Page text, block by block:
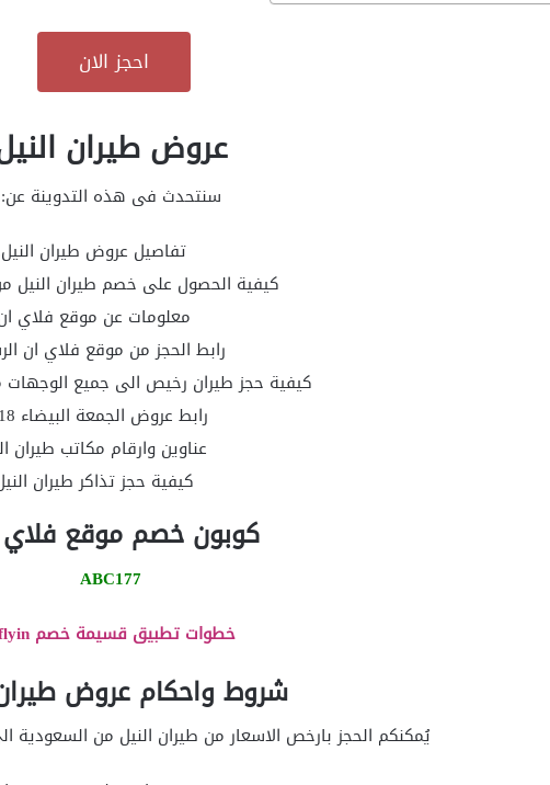
احجز الان
عروض طيران
سنتحدث فى هذه التدوينة عن:
تفاصيل عروض طيران
كيفية الحصول على خصم طيران النيل
معلومات عن موقع فلاي
رابط الحجز من موقع فلاي ان
كيفية حجز طيران رخيص الى جميع الوجهات
رابط عروض الجمعة البيضاء 2018.
عناوين وارقام مكاتب طيران
كيفية حجز تذاكر طيران
كوبون خصم موقع
ABC177
خطوات تطبيق قسيمة خصم flyin
شروط واحكام عروض
يُمكنكم الحجز بارخص الاسعار من طيران النيل من السعودية